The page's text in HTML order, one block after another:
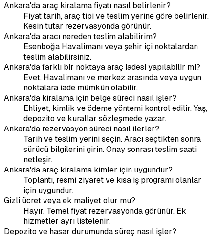
Ankara'da araç kiralama fiyatı nasıl belirlenir?
Fiyat tarih, araç tipi ve teslim yerine göre belirlenir.
Kesin tutar rezervasyonda görünür.
Ankara'da aracı nereden teslim alabilirim?
Esenboğa Havalimanı veya şehir içi noktalardan
teslim alabilirsiniz.
Ankara'da farklı bir noktaya araç iadesi yapılabilir mi?
Evet. Havalimanı ve merkez arasında veya uygun
noktalara iade mümkün olabilir.
Ankara'da kiralama için belge süreci nasıl işler?
Ehliyet, kimlik ve ödeme yöntemi kontrol edilir. Yaş,
depozito ve kurallar sözleşmede yazar.
Ankara'da rezervasyon süreci nasıl ilerler?
Tarih ve teslim yerini seçin. Aracı seçtikten sonra
sürücü bilgilerini girin. Onay sonrası teslim saati
netleşir.
Ankara'da araç kiralama kimler için uygundur?
Toplantı, resmi ziyaret ve kısa iş programı olanlar
için uygundur.
Gizli ücret veya ek maliyet olur mu?
Hayır. Temel fiyat rezervasyonda görünür. Ek
hizmetler ayrı listelenir.
Depozito ve hasar durumunda süreç nasıl işler?